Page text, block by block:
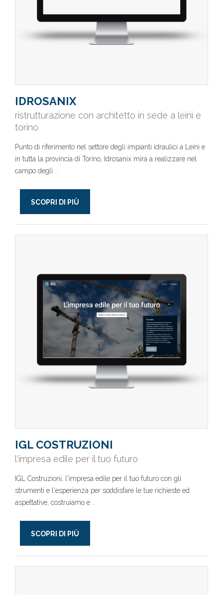
IDROSANIX
ristrutturazione con architetto in sede a leinì e
torino
Punto di riferimento nel settore degli impianti idraulici a Leinì e
in tutta la provincia di Torino, Idrosanix mira a realizzare nel
campo degli ..
SCOPRI DI PIÙ
IGL COSTRUZIONI
l'impresa edile per il tuo futuro
IGL Costruzioni, l'impresa edile per il tuo futuro con gli
strumenti e l'esperienza per soddisfare le tue richieste ed
aspettative, costruiamo e ..
SCOPRI DI PIÙ